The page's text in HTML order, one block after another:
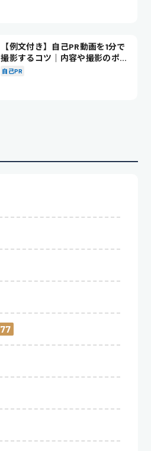
【例文付き】自己PR動画を1分で
撮影するコツ｜内容や撮影のポイ
ントも解説
自己PR
77